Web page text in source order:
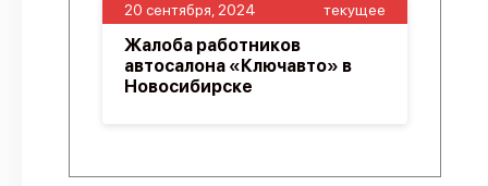
20 сентября, 2024 текущее
Жалоба работников
автосалона «Ключавто» в
Новосибирске